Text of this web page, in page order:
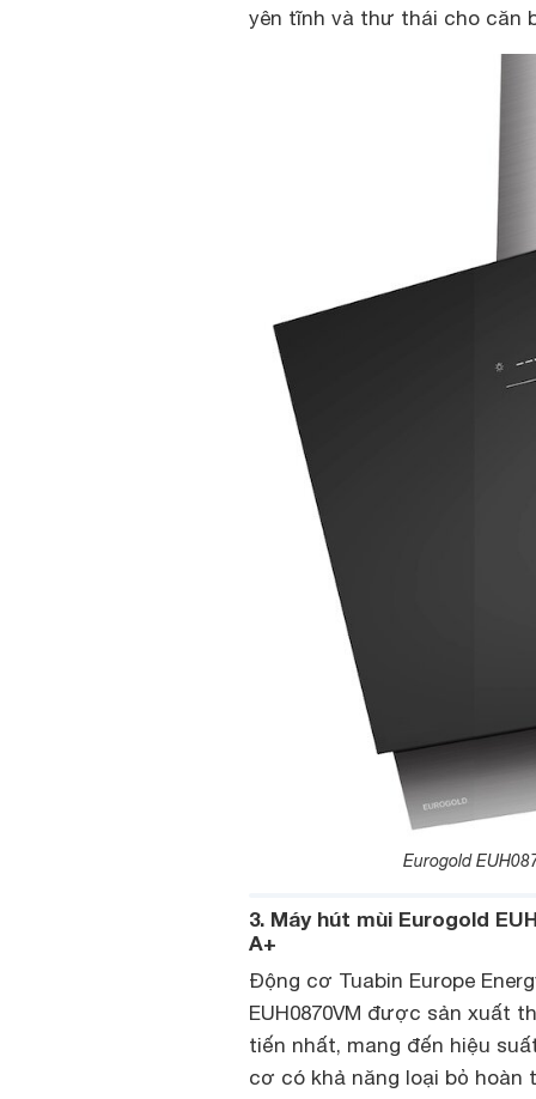
yên tĩnh và thư thái cho căn
Eurogold
3. Máy hút mùi Eurogold
A+
Động cơ Tuabin Europe
EUH0870VM được sản xuất
tiến nhất, mang đến hiệu
cơ có khả năng loại bỏ hoàn